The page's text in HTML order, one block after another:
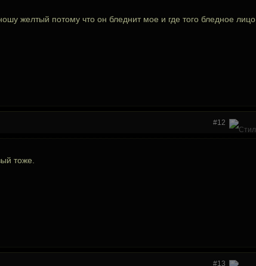
желтый потому что он бледнит мое и где того бледное лицо
#12
тоже.
#13